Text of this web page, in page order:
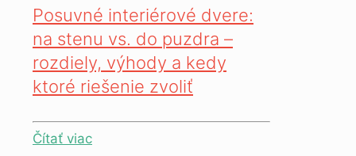
Posuvné interiérové dvere:
na stenu vs. do puzdra –
rozdiely, výhody a kedy
ktoré riešenie zvoliť
Čítať viac